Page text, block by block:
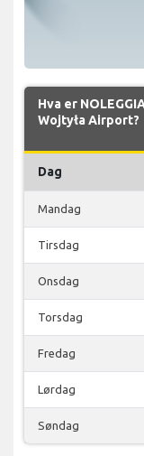
Hva er
Wojtyła Airport?
Dag
Mandag
Tirsdag
Onsdag
Torsdag
Fredag
Lørdag
Søndag